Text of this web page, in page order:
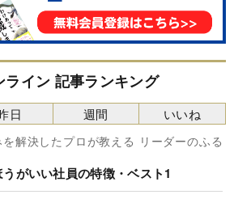
ライン 記事ランキング
解決したプロが教える リーダーのふる
がいい社員の特徴・ベスト1
日 週間 いいね